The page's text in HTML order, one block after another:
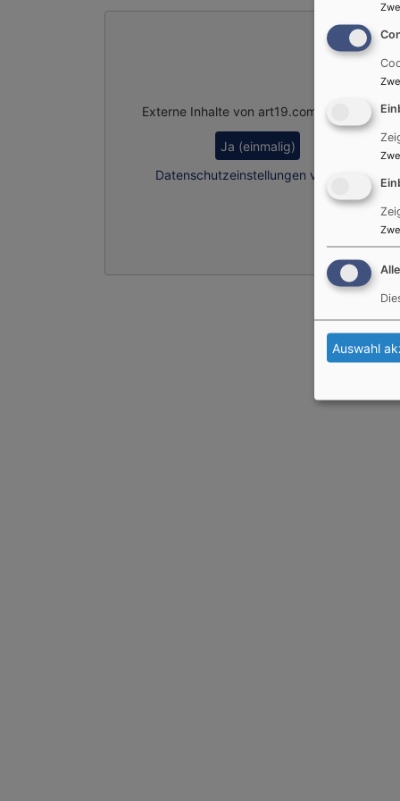
Externe Inhalte von art19.com anzeigen?
Ja (einmalig)
Datenschutzeinstellungen verwalten
Auswahl